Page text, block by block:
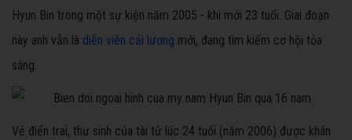
Hyun Bin trong một sự kiện năm 2005 - khi mới 23 tuổi. Giai đoạn
này anh vẫn là diễn viên cải lương mới, đang tìm kiếm cơ hội tỏa
sáng.
Vẻ điển trai, thư sinh của tài tử lúc 24 tuổi (năm 2006) được khán